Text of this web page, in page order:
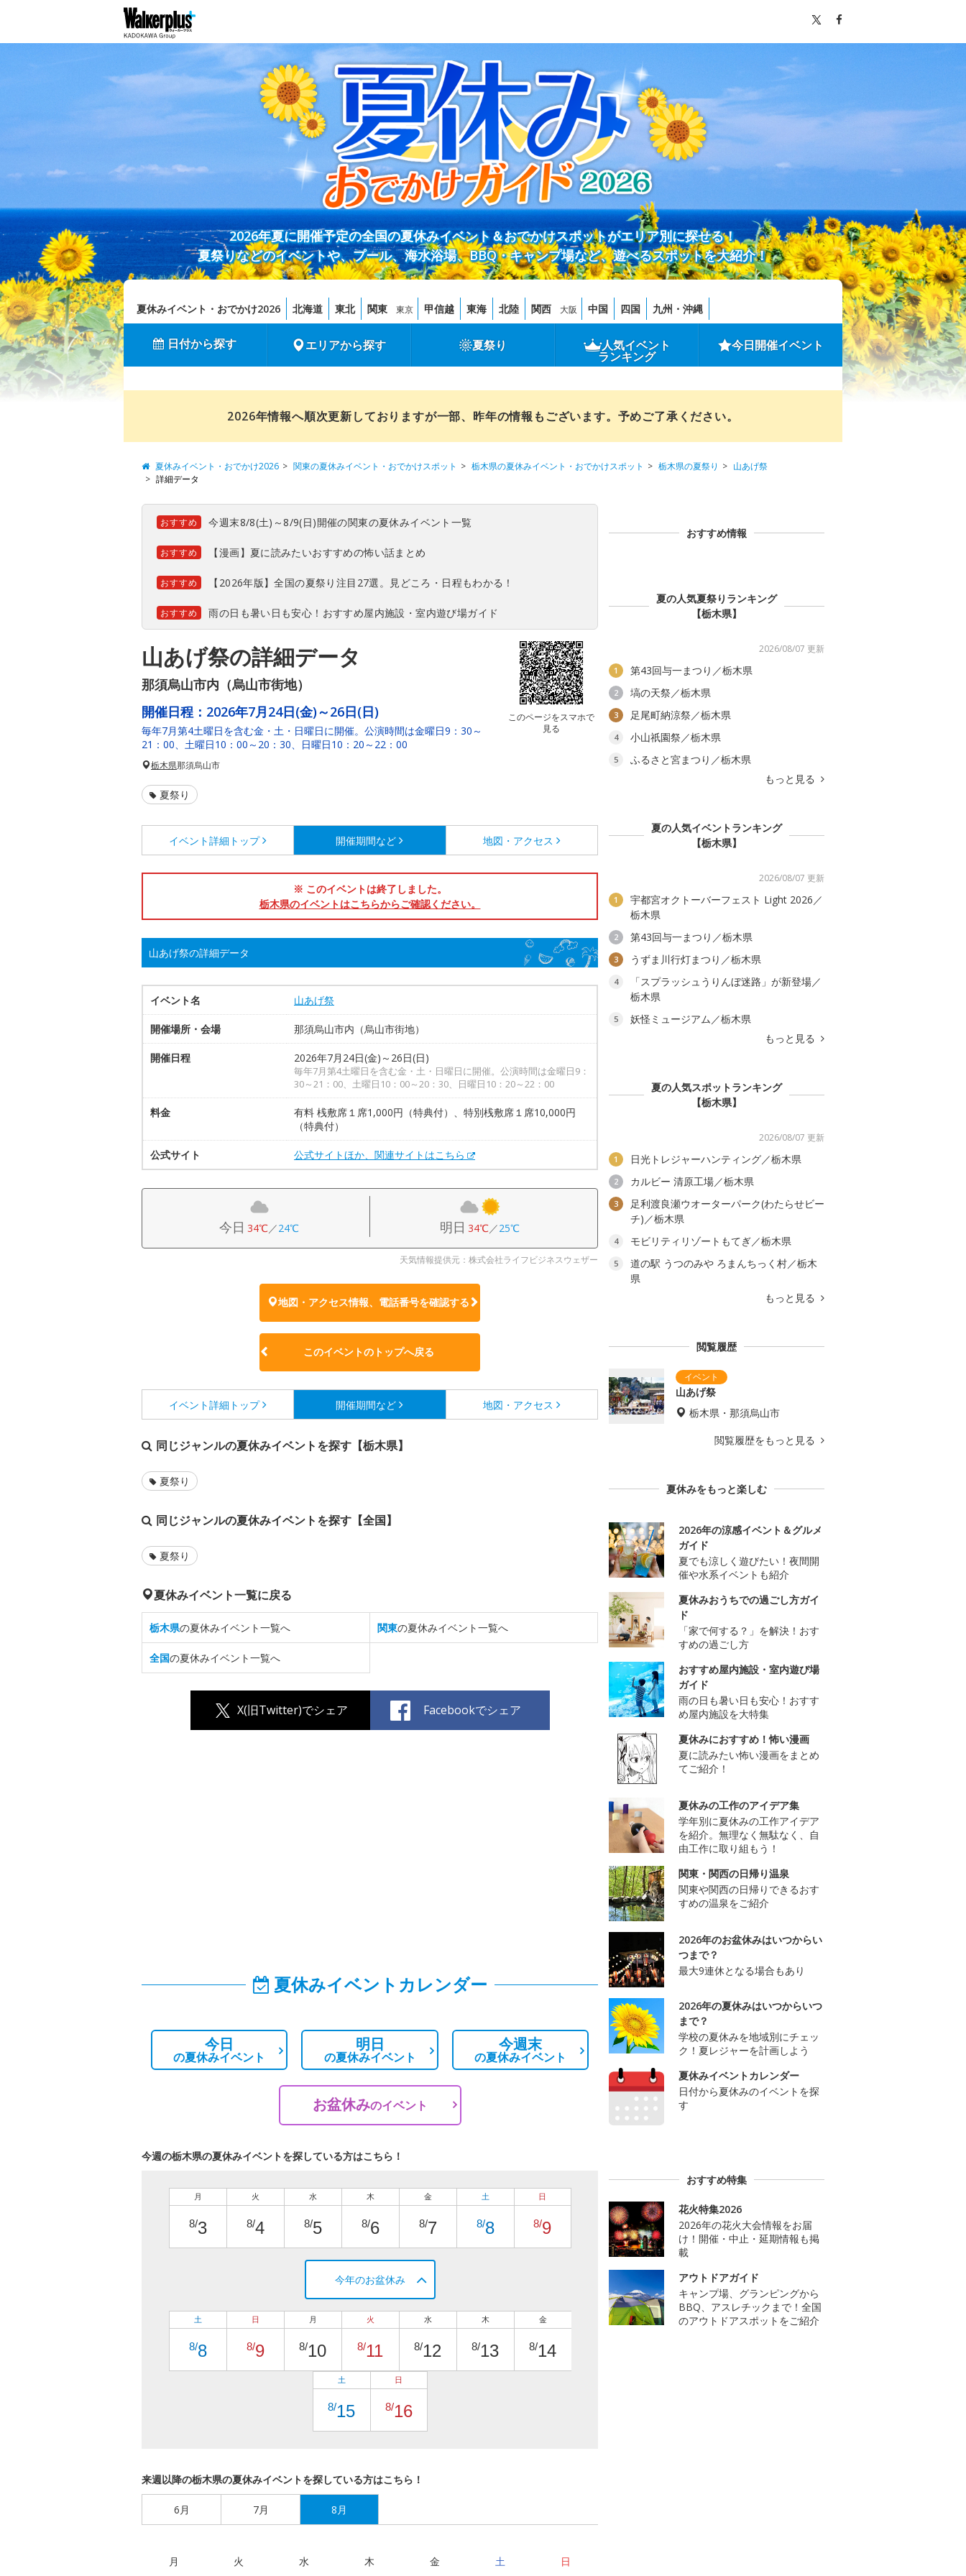
2026年夏に開催予定の全国の夏休みイベント＆おでかけスポットがエリア別に探せる！
夏祭りなどのイベントや、プール、海水浴場、BBQ・キャンプ場など、遊べるスポットを大紹介！
夏休みイベント・おでかけ2026 北海道 東北 関東 東京 甲信越 東海 北陸 関西 大阪 中国 四国 九州・沖縄
日付から探す エリアから探す 夏祭り 人気イベント
ランキング
今日開催イベント
2026年情報へ順次更新しておりますが一部、昨年の情報もございます。予めご了承ください。
夏休みイベント・おでかけ2026 関東の夏休みイベント・おでかけスポット 栃木県の夏休みイベント・おでかけスポット 栃木県の夏祭り
山あげ祭
詳細データ
おすすめ 今週末8/8(土)～8/9(日)開催の関東の夏休みイベント一覧
おすすめ 【漫画】夏に読みたいおすすめの怖い話まとめ
おすすめ 【2026年版】全国の夏祭り注目27選。見どころ・日程もわかる！
おすすめ 雨の日も暑い日も安心！おすすめ屋内施設・室内遊び場ガイド
山あげ祭の詳細データ
那須烏山市内（烏山市街地）
このページをスマホで
見る
開催日程： 2026年7月24日(金)～26日(日)
毎年7月第4土曜日を含む金・土・日曜日に開催。公演時間は金曜日9：30～
21：00、土曜日10：00～20：30、日曜日10：20～22：00
栃木県那須烏山市
夏祭り
イベント詳細 トップ 開催期間など 地図・アクセス
※ このイベントは終了しました。
栃木県のイベントはこちらからご確認ください。
山あげ祭の詳細データ
イベント名 山あげ祭
開催場所・会場 那須烏山市内（烏山市街地）
開催日程 2026年7月24日(金)～26日(日)
毎年7月第4土曜日を含む金・土・日曜日に開催。公演時間は金曜日9：
30～21：00、土曜日10：00～20：30、日曜日10：20～22：00
料金
有料 桟敷席１席1,000円（特典付）、特別桟敷席１席10,000円
（特典付）
公式サイト 公式サイトほか、関連サイトはこちら
今日 34℃／24℃ 明日 34℃／25℃
天気情報提供元：株式会社ライフビジネスウェザー
地図・アクセス情報、電話番号を確認する
このイベントのトップへ戻る
イベント詳細 トップ 開催期間など 地図・アクセス
同じジャンルの夏休みイベントを探す【栃木県】
夏祭り
同じジャンルの夏休みイベントを探す【全国】
夏祭り
夏休みイベント一覧に戻る
栃木県の夏休みイベント一覧へ 関東の夏休みイベント一覧へ
全国の夏休みイベント一覧へ
X(旧Twitter)でシェア Facebookでシェア
夏休みイベントカレンダー
今日
の夏休みイベント
明日
の夏休みイベント
今週末
の夏休みイベント
お盆休みのイベント
今週の栃木県の夏休みイベントを探している方はこちら！
月
8/3
火
8/4
水
8/5
木
8/6
金
8/7
土
8/8
日
8/9
今年のお盆休み
土
8/8
日
8/9
月
8/10
火
8/11
水
8/12
木
8/13
金
8/14
土
8/15
日
8/16
来週以降の栃木県の夏休みイベントを探している方はこちら！
6月 7月 8月
月 火 水 木 金 土 日
おすすめ情報
夏の人気夏祭りランキング
【栃木県】
2026/08/07 更新
1 第43回与一まつり／栃木県
2 塙の天祭／栃木県
3 足尾町納涼祭／栃木県
4 小山祇園祭／栃木県
5
ふるさと宮まつり／栃木県
もっと見る
夏の人気イベントランキング
【栃木県】
2026/08/07 更新
1
宇都宮オクトーバーフェスト Light 2026／
栃木県
2 第43回与一まつり／栃木県
3 うずま川行灯まつり／栃木県
4
「スプラッシュうりんぼ迷路」が新登場／
栃木県
5
妖怪ミュージアム／栃木県
もっと見る
夏の人気スポットランキング
【栃木県】
2026/08/07 更新
1 日光トレジャーハンティング／栃木県
2 カルビー 清原工場／栃木県
3
足利渡良瀬ウオーターパーク(わたらせビー
チ)／栃木県
4 モビリティリゾートもてぎ／栃木県
5
道の駅 うつのみや ろまんちっく村／栃木
県
もっと見る
閲覧履歴
山あげ祭
栃木県・那須烏山市
閲覧履歴をもっと見る
夏休みをもっと楽しむ
2026年の涼感イベント＆グルメ
ガイド
夏でも涼しく遊びたい！夜間開
催や水系イベントも紹介
夏休みおうちでの過ごし方ガイ
ド
「家で何する？」を解決！おす
すめの過ごし方
おすすめ屋内施設・室内遊び場
ガイド
雨の日も暑い日も安心！おすす
め屋内施設を大特集
夏休みにおすすめ！怖い漫画
夏に読みたい怖い漫画をまとめ
てご紹介！
夏休みの工作のアイデア集
学年別に夏休みの工作アイデア
を紹介。無理なく無駄なく、自
由工作に取り組もう！
関東・関西の日帰り温泉
関東や関西の日帰りできるおす
すめの温泉をご紹介
2026年のお盆休みはいつからい
つまで？
最大9連休となる場合もあり
2026年の夏休みはいつからいつ
まで？
学校の夏休みを地域別にチェッ
ク！夏レジャーを計画しよう
夏休みイベントカレンダー
日付から夏休みのイベントを探
す
おすすめ特集
花火特集2026
2026年の花火大会情報をお届
け！開催・中止・延期情報も掲
載
アウトドアガイド
キャンプ場、グランピングから
BBQ、アスレチックまで！全国
のアウトドアスポットをご紹介